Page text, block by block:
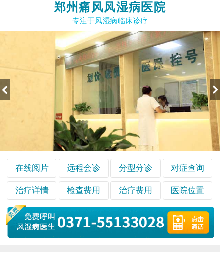
郑州痛风风湿病医院
专注于风湿病临床诊疗
在线阅片 远程会诊 分型分诊 对症查询
治疗详情 检查费用 治疗费用 医院位置